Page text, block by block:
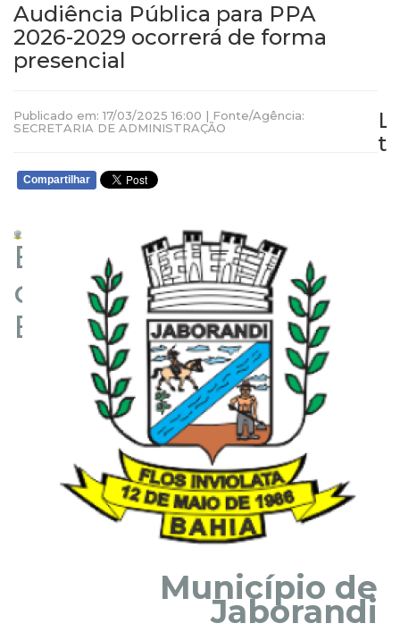
Audiência Pública para PPA
2026-2029 ocorrerá de forma
presencial
Publicado em: 17/03/2025 16:00 | Fonte/Agência:
SECRETARIA DE ADMINISTRAÇÃO
Compartilhar
Estado
da
Bahia
Município de
Jaborandi